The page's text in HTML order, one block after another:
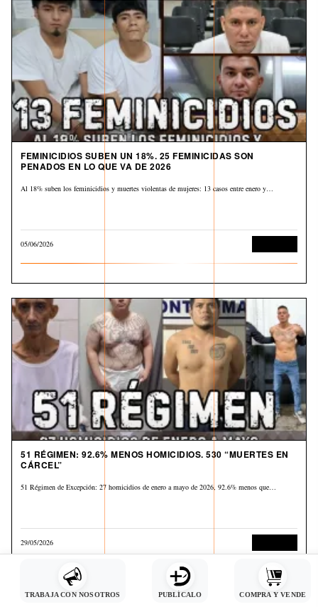
FEMINICIDIOS SUBEN UN 18%. 25 FEMINICIDAS SON
PENADOS EN LO QUE VA DE 2026
Al 18% suben los feminicidios y muertes violentas de mujeres: 13 casos entre enero y…
05/06/2026
51 RÉGIMEN: 92.6% MENOS HOMICIDIOS. 530 “MUERTES EN
CÁRCEL”
51 Régimen de Excepción: 27 homicidios de enero a mayo de 2026, 92.6% menos que…
29/05/2026
TRABAJA CON NOSOTROS PUBLÍCALO COMPRA Y VENDE